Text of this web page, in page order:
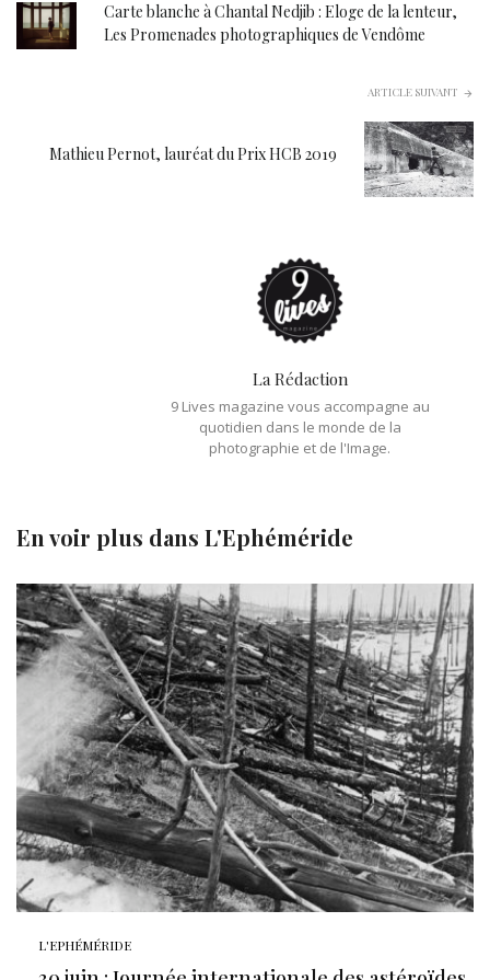
Carte blanche à Chantal Nedjib : Eloge de la lenteur,
Les Promenades photographiques de Vendôme
ARTICLE SUIVANT
Mathieu Pernot, lauréat du Prix HCB 2019
La Rédaction
9 Lives magazine vous accompagne au
quotidien dans le monde de la
photographie et de l'Image.
En voir plus dans L'Ephéméride
L'EPHÉMÉRIDE